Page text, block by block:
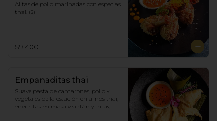
Alitas de pollo marinadas con especias
thai. (5)
$9.400
Empanaditas thai
Suave pasta de camarones, pollo y
vegetales de la estación en aliños thai,
envueltas en masa wantán y fritas,